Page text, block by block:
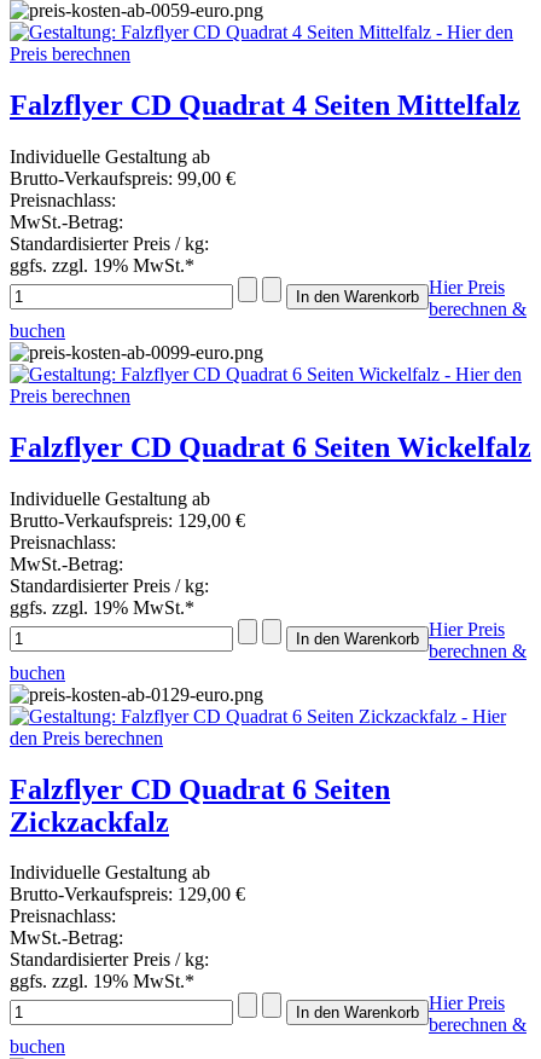
Falzflyer CD Quadrat 4 Seiten Mittelfalz
Individuelle Gestaltung ab
Brutto-Verkaufspreis: 99,00 €
Preisnachlass:
MwSt.-Betrag:
Standardisierter Preis / kg:
ggfs. zzgl. 19% MwSt.*
Hier Preis
berechnen &
buchen
Falzflyer CD Quadrat 6 Seiten Wickelfalz
Individuelle Gestaltung ab
Brutto-Verkaufspreis: 129,00 €
Preisnachlass:
MwSt.-Betrag:
Standardisierter Preis / kg:
ggfs. zzgl. 19% MwSt.*
Hier Preis
berechnen &
buchen
Falzflyer CD Quadrat 6 Seiten
Zickzackfalz
Individuelle Gestaltung ab
Brutto-Verkaufspreis: 129,00 €
Preisnachlass:
MwSt.-Betrag:
Standardisierter Preis / kg:
ggfs. zzgl. 19% MwSt.*
Hier Preis
berechnen &
buchen